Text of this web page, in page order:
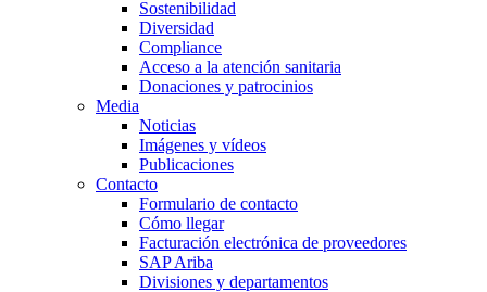
Sostenibilidad
Diversidad
Compliance
Acceso a la atención sanitaria
Donaciones y patrocinios
Media
Noticias
Imágenes y vídeos
Publicaciones
Contacto
Formulario de contacto
Cómo llegar
Facturación electrónica de proveedores
SAP Ariba
Divisiones y departamentos